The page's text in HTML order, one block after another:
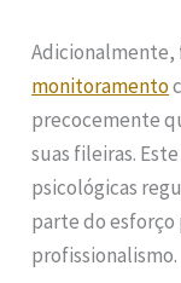
monitoramento
precocemente
suas fileiras.
psicológicas
parte do esforço
profissionalismo.